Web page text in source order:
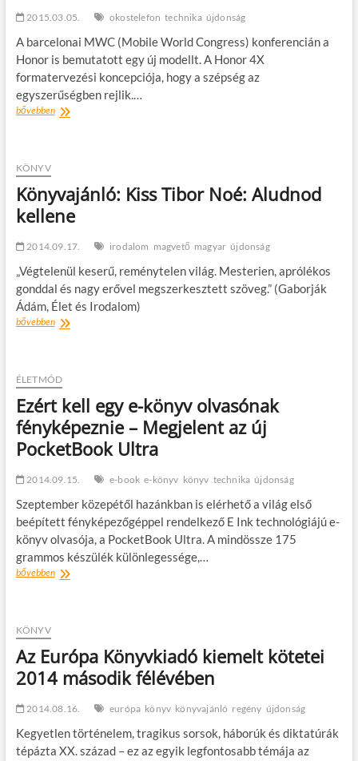
2015.03.05. okostelefon technika újdonság
A barcelonai MWC (Mobile World Congress) konferencián a
Honor is bemutatott egy új modellt. A Honor 4X
formatervezési koncepciója, hogy a szépség az
egyszerűségben rejlik.…
bővebbenA
4X
KÖNYV
Könyvajánló: Kiss Tibor Noé: Aludnod
kellene
2014.09.17. irodalom magvető magyar újdonság
„Végtelenül keserű, reménytelen világ. Mesterien, aprólékos
gonddal és nagy erővel megszerkesztett szöveg.” (Gaborják
Ádám, Élet és Irodalom)
bővebbenKönyvajánló:
Aludnod
ÉLETMÓD
Ezért kell egy e-könyv olvasónak
fényképeznie – Megjelent az új
PocketBook Ultra
2014.09.15. e-book e-könyv könyv technika újdonság
Szeptember közepétől hazánkban is elérhető a világ első
beépített fényképezőgéppel rendelkező E Ink technológiájú e-
könyv olvasója, a PocketBook Ultra. A mindössze 175
grammos készülék különlegessége,…
bővebbenEzért
fényképeznie
–
Megjelent
új
PocketBook
Ultra
KÖNYV
Az Európa Könyvkiadó kiemelt kötetei
2014 második félévében
2014.08.16. európa könyv könyvajánló regény újdonság
Kegyetlen történelem, tragikus sorsok, háborúk és diktatúrák
tépázta XX. század – ez az egyik legfontosabb témája az